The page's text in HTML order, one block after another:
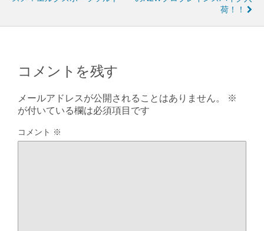
荷！！
コメントを残す
メールアドレスが公開されることはありません。
※
が付いている欄は必須項目です
コメント ※